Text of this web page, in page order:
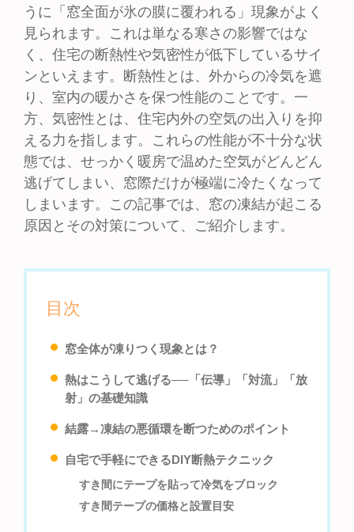
うに「窓全面が氷の膜に覆われる」現象がよく
見られます。これは単なる寒さの影響ではな
く、住宅の断熱性や気密性が低下しているサイ
ンといえます。断熱性とは、外からの冷気を遮
り、室内の暖かさを保つ性能のことです。一
方、気密性とは、住宅内外の空気の出入りを抑
える力を指します。これらの性能が不十分な状
態では、せっかく暖房で温めた空気がどんどん
逃げてしまい、窓際だけが極端に冷たくなって
しまいます。この記事では、窓の凍結が起こる
原因とその対策について、ご紹介します。
目次
窓全体が凍りつく現象とは？
熱はこうして逃げる──「伝導」「対流」「放
射」の基礎知識
結露→凍結の悪循環を断つためのポイント
自宅で手軽にできるDIY断熱テクニック
すき間にテープを貼って冷気をブロック
すき間テープの価格と設置目安